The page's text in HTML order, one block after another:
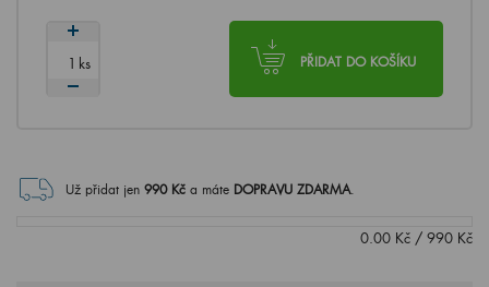
PŘIDAT DO KOŠÍKU
ks
Už přidat jen 990Kč a máte DOPRAVU ZDARMA.
0.00 Kč / 990 Kč